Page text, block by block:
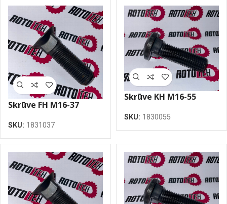
Skrūve FH M16-37
SKU: 1831037
Skrūve KH M16-55
SKU: 1830055